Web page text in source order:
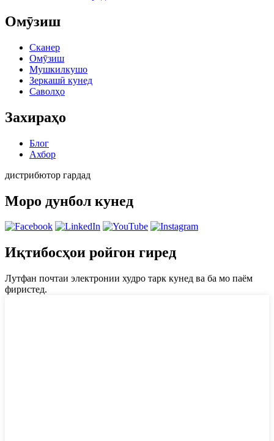
Омӯзиш
Сканер
Омӯзиш
Мушкилкушо
Зеркашӣ кунед
Саволҳо
Захираҳо
Блог
Ахбор
дистрибютор гардад
Моро дунбол кунед
Иқтибосҳои ройгон гиред
Лутфан почтаи электронии худро тарк кунед ва ба мо паём
фиристед.